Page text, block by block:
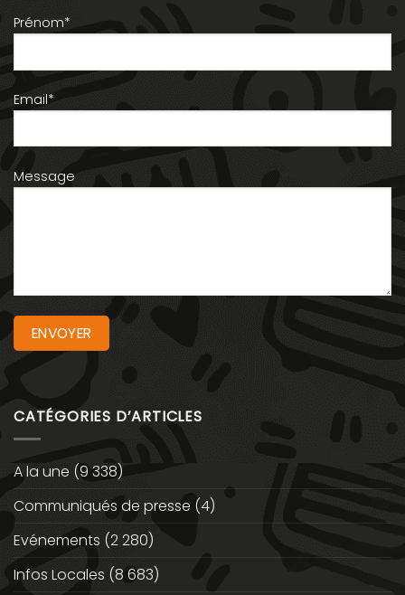
Prénom*
Email*
Message
CATÉGORIES D’ARTICLES
A la une (9 338)
Communiqués de presse (4)
Evénements (2 280)
Infos Locales (8 683)